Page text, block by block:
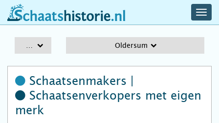
schaatshistorie.nl
Oldersum
Schaatsenmakers |
Schaatsenverkopers met eigen
merk